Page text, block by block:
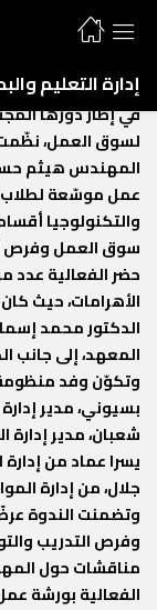
إدارة التعليم
تشارك بندوة
في إطار دورها
لسوق العمل،
المهندس هيثم
عمل موسّعة لطلاب
والتكنولوجيا
سوق العمل وفرص
حضر الفعالية عدد
الأهرامات، حيث
الدكتور محمد
المعهد، إلى جانب
وتكوّن وفد
بسيوني، مدير
شعبان، مدير
يسرا عماد من
جلال، من إدارة
وتضمنت الندوة
وفرص التدريب
مناقشات حول
الفعالية بورشة